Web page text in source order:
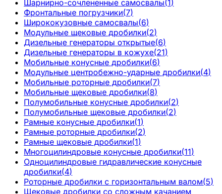
Шарнирно-сочлененные самосвалы(1 )
Фронтальные погрузчики(7)
Ширококузовные самосвалы(6)
Модульные щековые дробилки(2)
Дизельные генераторы открытые(6)
Дизельные генераторы в кожухе(21)
Мобильные конусные дробилки(6)
Модульные центробежно-ударные дробилки(4)
Мобильные роторные дробилки(7)
Мобильные щековые дробилки(8)
Полумобильные конусные дробилки(2)
Полумобильные щековые дробилки(2)
Рамные конусные дробилки(1)
Рамные роторные дробилки(2)
Рамные щековые дробилки(1)
Многоцилиндровые конусные дробилки(11)
Одноцилиндровые гидравлические конусные
дробилки(4)
Роторные дробилки с горизонтальным валом(5)
Щековые дробилки со сложным качанием